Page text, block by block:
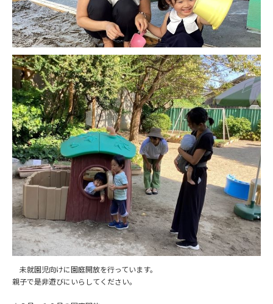
未就園児向けに園庭開放を行っています。
親子で是非遊びにいらしてください。